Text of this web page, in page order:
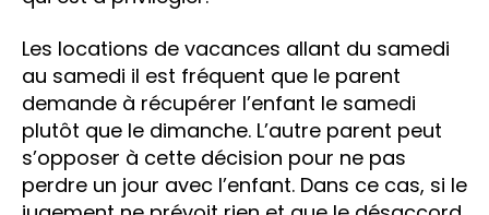
Les locations de vacances allant du samedi
au samedi il est fréquent que le parent
demande à récupérer l’enfant le samedi
plutôt que le dimanche. L’autre parent peut
s’opposer à cette décision pour ne pas
perdre un jour avec l’enfant. Dans ce cas, si le